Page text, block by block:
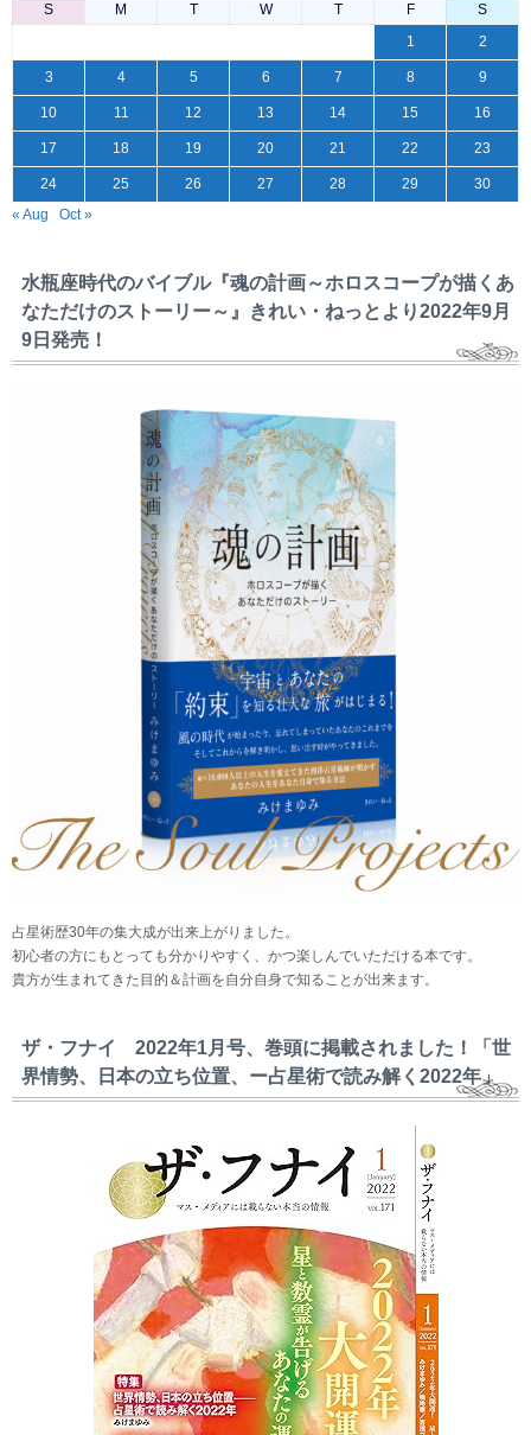
S M T W T F
S
1
2
3 4 5 6 7 8 9
10 11 12 13 14 15 16
17 18 19 20 21 22 23
24 25 26 27 28 29
30
« Aug
Oct »
水瓶座時代のバイブル『魂の計画～ホロスコープが描くあ
なただけのストーリー～』きれい・ねっとより2022年9月
9日発売！
占星術歴30年の集大成が出来上がりました。
初心者の方にもとっても分かりやすく、かつ楽しんでいただける本です。
貴方が生まれてきた目的＆計画を自分自身で知ることが出来ます。
ザ・フナイ 2022年1月号、巻頭に掲載されました！「世
界情勢、日本の立ち位置、ー占星術で読み解く2022年」